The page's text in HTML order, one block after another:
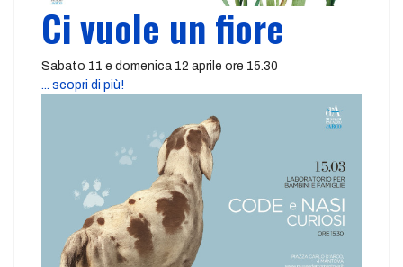
Ci vuole un fiore
Sabato 11 e domenica 12 aprile ore 15.30
... scopri di più!